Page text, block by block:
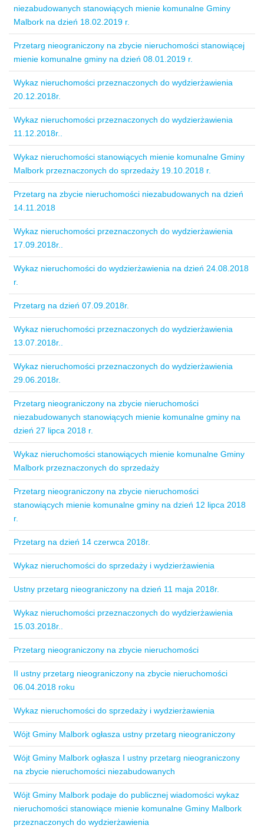
niezabudowanych stanowiących mienie komunalne Gminy
Malbork na dzień 18.02.2019 r.
Przetarg nieograniczony na zbycie nieruchomości stanowiącej
mienie komunalne gminy na dzień 08.01.2019 r.
Wykaz nieruchomości przeznaczonych do wydzierżawienia
20.12.2018r.
Wykaz nieruchomości przeznaczonych do wydzierżawienia
11.12.2018r..
Wykaz nieruchomości stanowiących mienie komunalne Gminy
Malbork przeznaczonych do sprzedaży 19.10.2018 r.
Przetarg na zbycie nieruchomości niezabudowanych na dzień
14.11.2018
Wykaz nieruchomości przeznaczonych do wydzierżawienia
17.09.2018r..
Wykaz nieruchomości do wydzierżawienia na dzień 24.08.2018
r.
Przetarg na dzień 07.09.2018r.
Wykaz nieruchomości przeznaczonych do wydzierżawienia
13.07.2018r..
Wykaz nieruchomości przeznaczonych do wydzierżawienia
29.06.2018r.
Przetarg nieograniczony na zbycie nieruchomości
niezabudowanych stanowiących mienie komunalne gminy na
dzień 27 lipca 2018 r.
Wykaz nieruchomości stanowiących mienie komunalne Gminy
Malbork przeznaczonych do sprzedaży
Przetarg nieograniczony na zbycie nieruchomości
stanowiących mienie komunalne gminy na dzień 12 lipca 2018
r.
Przetarg na dzień 14 czerwca 2018r.
Wykaz nieruchomości do sprzedaży i wydzierżawienia
Ustny przetarg nieograniczony na dzień 11 maja 2018r.
Wykaz nieruchomości przeznaczonych do wydzierżawienia
15.03.2018r..
Przetarg nieograniczony na zbycie nieruchomości
II ustny przetarg nieograniczony na zbycie nieruchomości
06.04.2018 roku
Wykaz nieruchomości do sprzedaży i wydzierżawienia
Wójt Gminy Malbork ogłasza ustny przetarg nieograniczony
Wójt Gminy Malbork ogłasza I ustny przetarg nieograniczony
na zbycie nieruchomości niezabudowanych
Wójt Gminy Malbork podaje do publicznej wiadomości wykaz
nieruchomości stanowiące mienie komunalne Gminy Malbork
przeznaczonych do wydzierżawienia